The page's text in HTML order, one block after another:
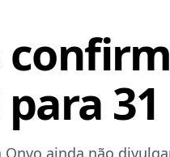
para
Onvo ainda não